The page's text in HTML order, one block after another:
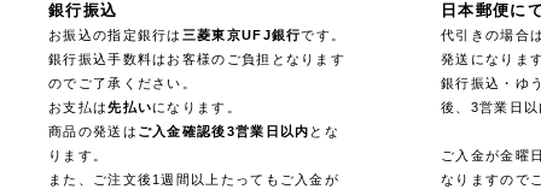
銀行振込
お振込の指定銀行は 三菱東京UFJ銀行です。
銀行振込手数料はお客様のご負担となります
のでご了承ください。
お支払は先払いになります。
商品の発送は ご入金確認後3営業日以内 とな
ります。
また、ご注文後1週間以上たってもご入金が
日本郵便に
代引きの場合
発送になりま
銀行振込・ゆ
後、3営業日
ご入金が金曜
なりますので